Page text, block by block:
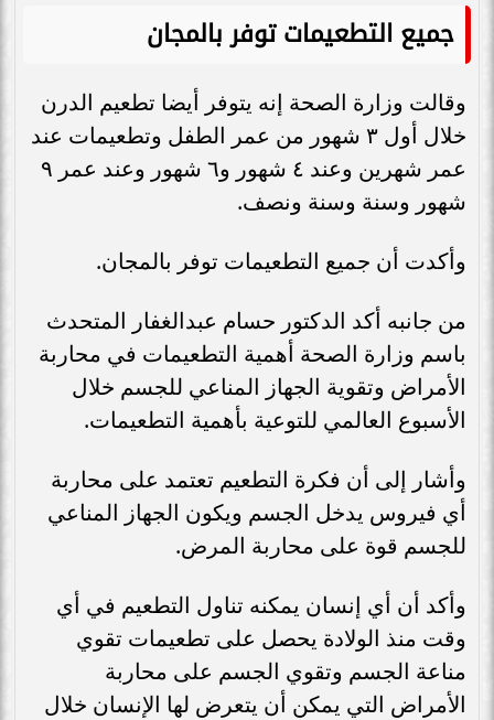
جميع التطعيمات توفر بالمجان
وقالت وزارة الصحة إنه يتوفر أيضا تطعيم الدرن
خلال أول ٣ شهور من عمر الطفل وتطعيمات عند
عمر شهرين وعند ٤ شهور و٦ شهور وعند عمر ٩
شهور وسنة وسنة ونصف.
وأكدت أن جميع التطعيمات توفر بالمجان.
من جانبه أكد الدكتور حسام عبدالغفار المتحدث
باسم وزارة الصحة أهمية التطعيمات في محاربة
الأمراض وتقوية الجهاز المناعي للجسم خلال
الأسبوع العالمي للتوعية بأهمية التطعيمات.
وأشار إلى أن فكرة التطعيم تعتمد على محاربة
أي فيروس يدخل الجسم ويكون الجهاز المناعي
للجسم قوة على محاربة المرض.
وأكد أن أي إنسان يمكنه تناول التطعيم في أي
وقت منذ الولادة يحصل على تطعيمات تقوي
مناعة الجسم وتقوي الجسم على محاربة
الأمراض التي يمكن أن يتعرض لها الإنسان خلال